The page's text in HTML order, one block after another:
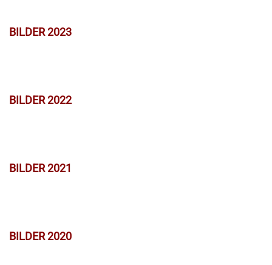
BILDER 2023
BILDER 2022
BILDER 2021
BILDER 2020